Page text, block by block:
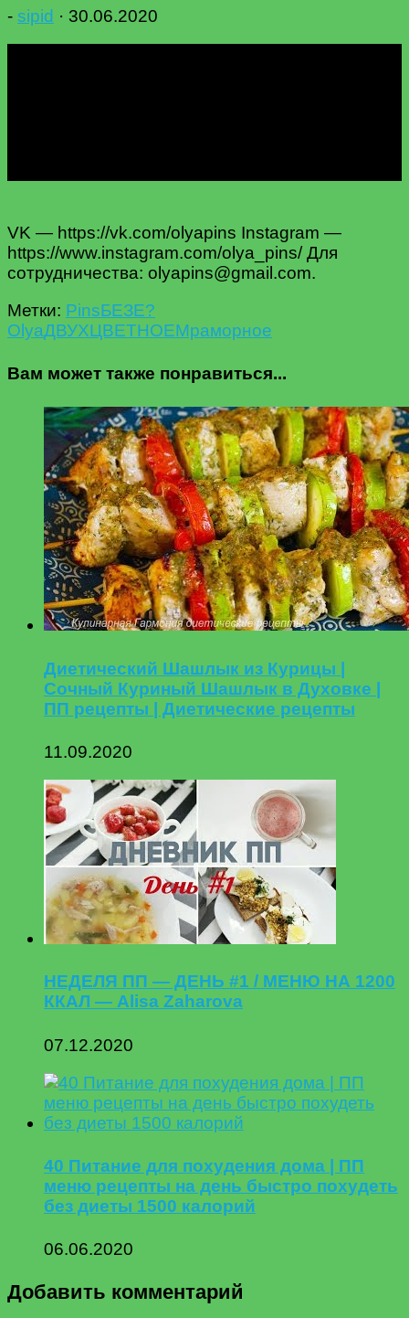
- sipid · 30.06.2020
VK — https://vk.com/olyapins Instagram —
https://www.instagram.com/olya_pins/ Для
сотрудничества: olyapins@gmail.com.
Метки: PinsБЕЗЕ?
OlyaДВУХЦВЕТНОЕМраморное
Вам может также понравиться...
Диетический Шашлык из Курицы |
Сочный Куриный Шашлык в Духовке |
ПП рецепты | Диетические рецепты
11.09.2020
НЕДЕЛЯ ПП — ДЕНЬ #1 / МЕНЮ НА 1200
ККАЛ — Alisa Zaharova
07.12.2020
40 Питание для похудения дома | ПП
меню рецепты на день быстро похудеть
без диеты 1500 калорий
06.06.2020
Добавить комментарий